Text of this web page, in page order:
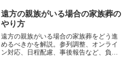
遠方の親族がいる場合の家族葬の
やり方
遠方の親族がいる場合の家族葬をどう進
めるべきかを解説。参列調整、オンライ
ン対応、日程配慮、事後報告など、負担